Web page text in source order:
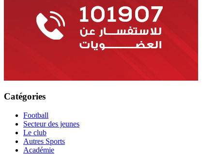
Catégories
Football
Secteur des jeunes
Le club
Autres Sports
Académie